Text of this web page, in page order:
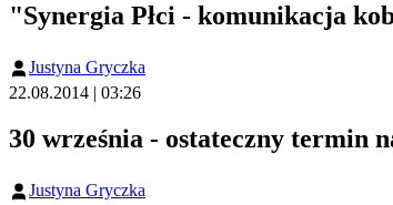
"Synergia Płci - komunikacja
Justyna Gryczka
22.08.2014 | 03:26
30 września - ostateczny termin
Justyna Gryczka